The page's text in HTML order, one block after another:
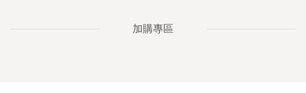
加購專區